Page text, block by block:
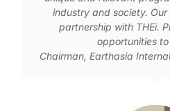
Sr Dr WONG
Senior Director, Valuation
CBRE